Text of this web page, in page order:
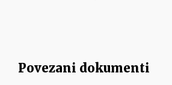
Povezani dokumenti